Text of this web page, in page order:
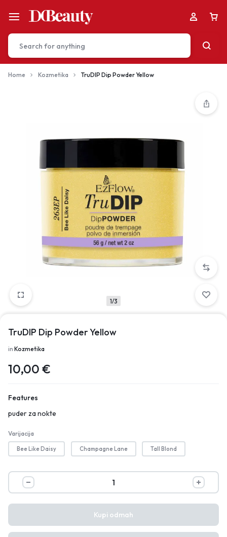
Sign in to view products added.
Shop What's New
Sign in
Home Kozmetika TruDIP Dip Powder Yellow
1/3
TruDIP Dip Powder Yellow
in Kozmetika
10,00 €
Features
puder za nokte
Varijacija
Bee Like Daisy Champagne Lane Tall Blond
Kupi odmah